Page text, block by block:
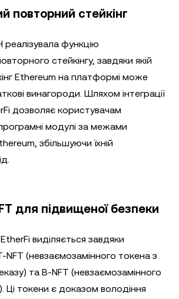
повторний стейкінг
функцію
стейкінгу, завдяки якій
Ethereum на платформі може
винагороди. Шляхом інтеграції
дозволяє користувачам
програмні модулі за межами
збільшуючи їхній
для підвищеної безпеки
виділяється завдяки
(невзаємозамінного токена з
та B-NFT (невзаємозамінного
Ці токени є доказом володіння